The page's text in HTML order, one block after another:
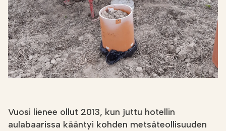
Vuosi lienee ollut 2013, kun juttu hotellin
aulabaarissa kääntyi kohden metsäteollisuuden